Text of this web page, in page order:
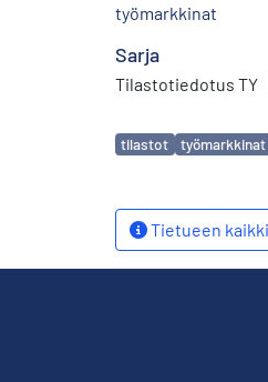
työmarkkinat
Sarja
Tilastotiedotus TY
Avainsanat
tilastot työmarkkinat
Tietueen